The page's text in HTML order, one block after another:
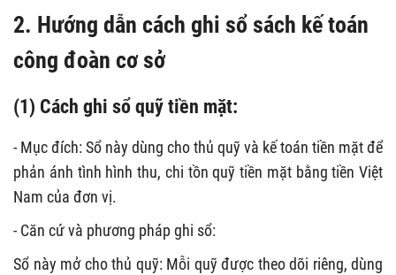
2. Hướng dẫn cách ghi sổ sách kế toán
công đoàn cơ sở
(1) Cách ghi sổ quỹ tiền mặt:
- Mục đích: Sổ này dùng cho thủ quỹ và kế toán tiền mặt để
phản ánh tình hình thu, chi tồn quỹ tiền mặt bằng tiền Việt
Nam của đơn vị.
- Căn cứ và phương pháp ghi sổ:
Sổ này mở cho thủ quỹ: Mỗi quỹ được theo dõi riêng, dùng